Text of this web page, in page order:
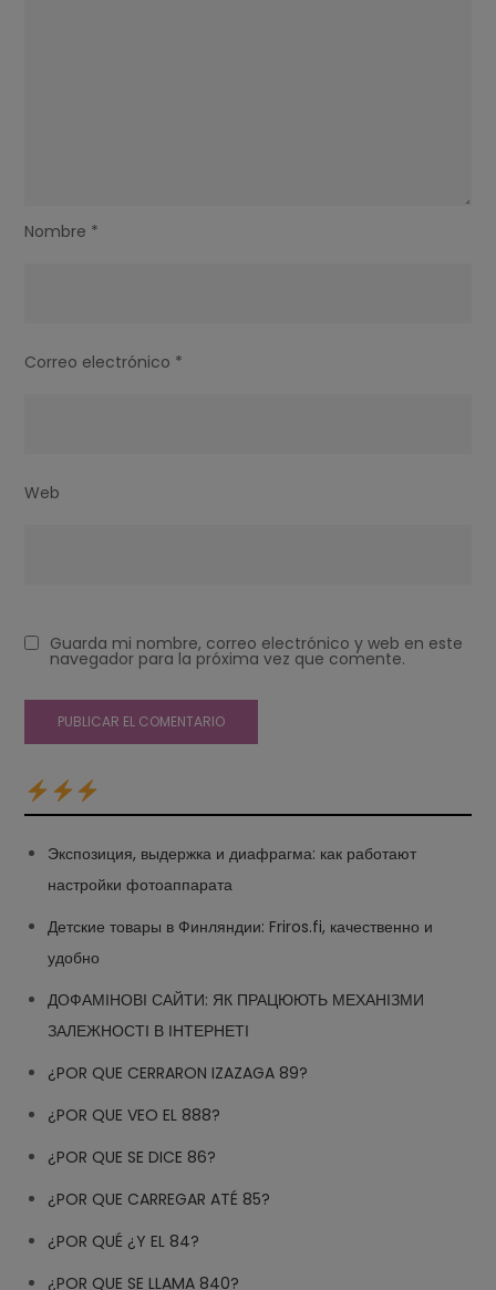
Nombre *
Correo electrónico *
Web
Guarda mi nombre, correo electrónico y web en este
navegador para la próxima vez que comente.
Экспозиция, выдержка и диафрагма: как работают
настройки фотоаппарата
Детские товары в Финляндии: Friros.fi, качественно и
удобно
ДОФАМІНОВІ САЙТИ: ЯК ПРАЦЮЮТЬ МЕХАНІЗМИ
ЗАЛЕЖНОСТІ В ІНТЕРНЕТІ
¿POR QUE CERRARON IZAZAGA 89?
¿POR QUE VEO EL 888?
¿POR QUE SE DICE 86?
¿POR QUE CARREGAR ATÉ 85?
¿POR QUÉ ¿Y EL 84?
¿POR QUE SE LLAMA 840?